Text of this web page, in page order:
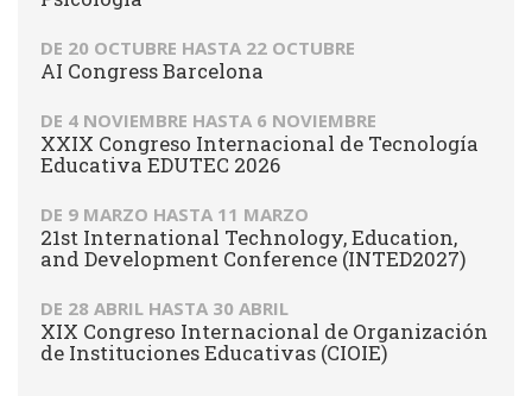
DE 20 OCTUBRE HASTA 22 OCTUBRE
AI Congress Barcelona
DE 4 NOVIEMBRE HASTA 6 NOVIEMBRE
XXIX Congreso Internacional de Tecnología
Educativa EDUTEC 2026
DE 9 MARZO HASTA 11 MARZO
21st International Technology, Education,
and Development Conference (INTED2027)
DE 28 ABRIL HASTA 30 ABRIL
XIX Congreso Internacional de Organización
de Instituciones Educativas (CIOIE)